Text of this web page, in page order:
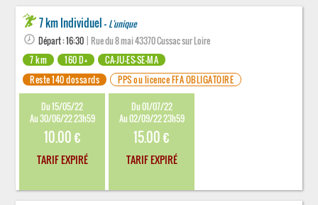
7 km Individuel - L'unique
Départ : 16:30 | Rue du 8 mai 43370 Cussac sur Loire
7 km
160 D+
CA-JU-ES-SE-MA
Reste 140 dossards
PPS ou licence FFA OBLIGATOIRE
Du 15/05/22
Au 30/06/22 23h59
10.00 €
TARIF EXPIRÉ
Du 01/07/22
Au 02/09/22 23h59
15.00 €
TARIF EXPIRÉ